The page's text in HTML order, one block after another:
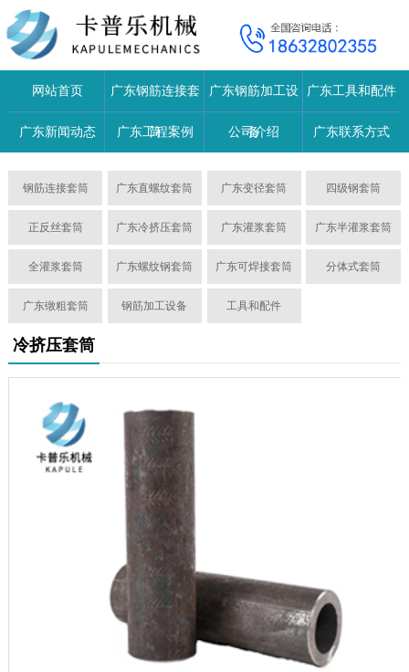
网站首页 广东钢筋连接套
筒
广东钢筋加工设
备
广东工具和配件
广东新闻动态 广东工程案例 公司介绍 广东联系方式
钢筋连接套筒 广东直螺纹套筒 广东变径套筒 四级钢套筒
正反丝套筒 广东冷挤压套筒 广东灌浆套筒 广东半灌浆套筒
全灌浆套筒 广东螺纹钢套筒 广东可焊接套筒 分体式套筒
广东镦粗套筒 钢筋加工设备 工具和配件
冷挤压套筒